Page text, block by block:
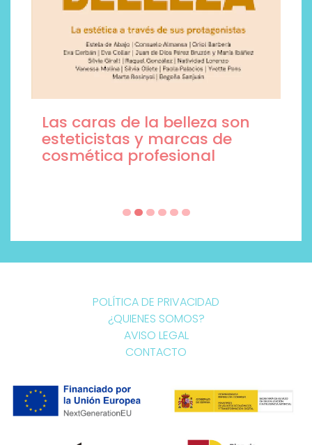
Las caras de la belleza son
esteticistas y marcas de
cosmética profesional
POLÍTICA DE PRIVACIDAD
¿QUIENES SOMOS?
AVISO LEGAL
CONTACTO